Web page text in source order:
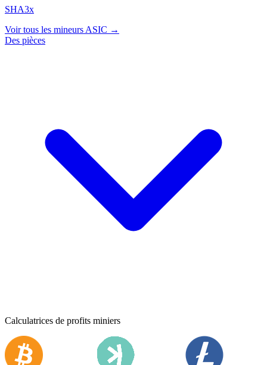
SHA3x
Voir tous les mineurs ASIC →
Des pièces
Calculatrices de profits miniers